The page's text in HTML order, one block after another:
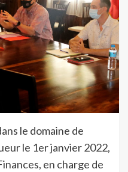
le domaine de
le 1er janvier 2022,
en charge de